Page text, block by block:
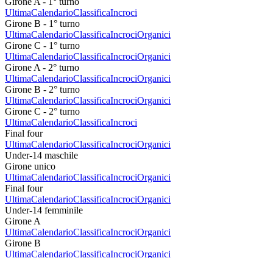
UltimaCalendarioClassificaIncroci
Girone B - 1° turno
UltimaCalendarioClassificaIncrociOrganici
Girone C - 1° turno
UltimaCalendarioClassificaIncrociOrganici
Girone A - 2° turno
UltimaCalendarioClassificaIncrociOrganici
Girone B - 2° turno
UltimaCalendarioClassificaIncrociOrganici
Girone C - 2° turno
UltimaCalendarioClassificaIncroci
Final four
UltimaCalendarioClassificaIncrociOrganici
Under-14 maschile
Girone unico
UltimaCalendarioClassificaIncrociOrganici
Final four
UltimaCalendarioClassificaIncrociOrganici
Under-14 femminile
Girone A
UltimaCalendarioClassificaIncrociOrganici
Girone B
UltimaCalendarioClassificaIncrociOrganici